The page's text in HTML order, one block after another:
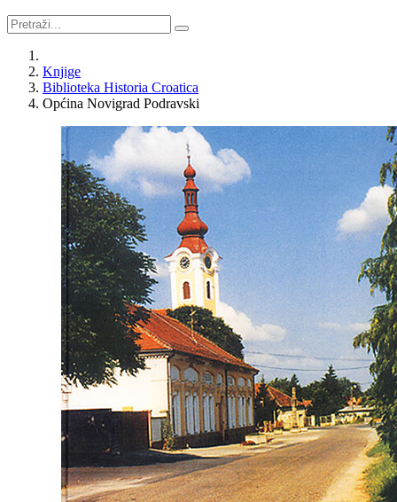
Knjige
Biblioteka Historia Croatica
Općina Novigrad Podravski